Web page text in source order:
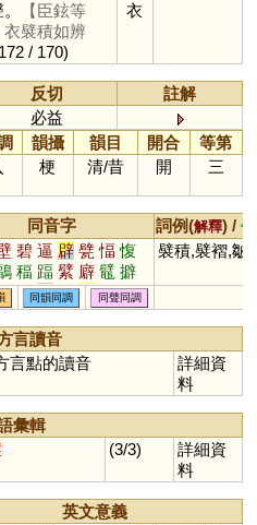
【臣鉉等
襞積如辨
/ 170)
衣
反切
註解
必益
韻攝 韻目 開合
等第
梗 清/昔 開 三
同音字 詞例(解釋) /
碧 逼 辟 甓 愊 愎
稫 踾 繴 廦 鼊 擗
揊 偪 躄 璧
襞積,襞褶,皺
同韻同調 同聲同調
言讀音
言點的讀音
詳細資
料
彙輯
(3/3)
詳細資
料
英文意義